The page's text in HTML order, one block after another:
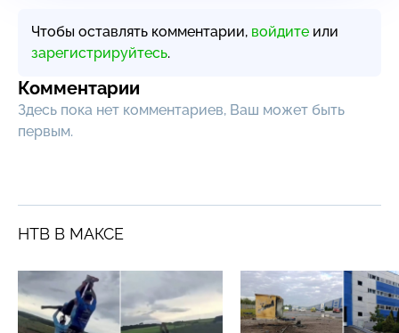
Чтобы оставлять комментарии, войдите или
зарегистрируйтесь.
Комментарии
Здесь пока нет комментариев, Ваш может быть
первым.
НТВ В МАКСЕ